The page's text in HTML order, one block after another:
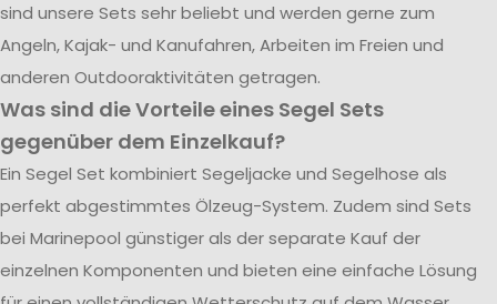
sind unsere Sets sehr beliebt und werden gerne zum
Angeln, Kajak- und Kanufahren, Arbeiten im Freien und
anderen Outdooraktivitäten getragen.
Was sind die Vorteile eines Segel Sets
gegenüber dem Einzelkauf?
Ein Segel Set kombiniert Segeljacke und Segelhose als
perfekt abgestimmtes Ölzeug-System. Zudem sind Sets
bei Marinepool günstiger als der separate Kauf der
einzelnen Komponenten und bieten eine einfache Lösung